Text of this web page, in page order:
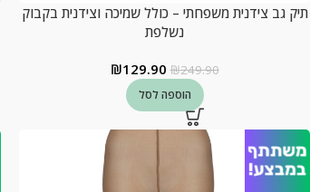
תיק גב צידנית משפחתי – כולל שמיכה וצידנית בקבוק
נשלפת
₪249.90
₪129.90
הוספה לסל